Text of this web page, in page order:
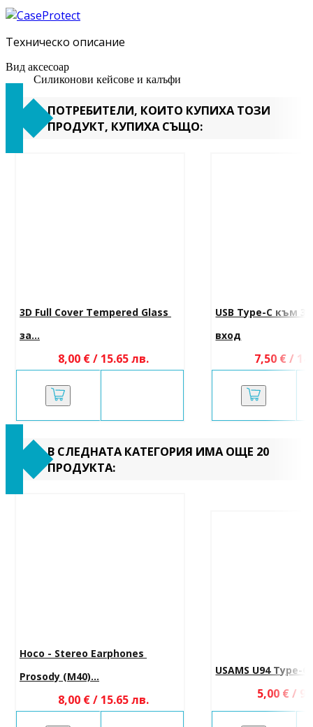
Техническо описание
Вид аксесоар
Силиконови кейсове и калъфи
ПОТРЕБИТЕЛИ, КОИТО КУПИХА ТОЗИ
ПРОДУКТ, КУПИХА СЪЩО:
3D Full Cover Tempered Glass
за...
8,00 € / 15.65 лв.
USB Type-C към
вход
7,50 € /
В СЛЕДНАТА КАТЕГОРИЯ ИМА ОЩЕ 20
ПРОДУКТА:
Hoco - Stereo Earphones
Prosody (M40)...
8,00 € / 15.65 лв.
USAMS U94 Type-
5,00 € /